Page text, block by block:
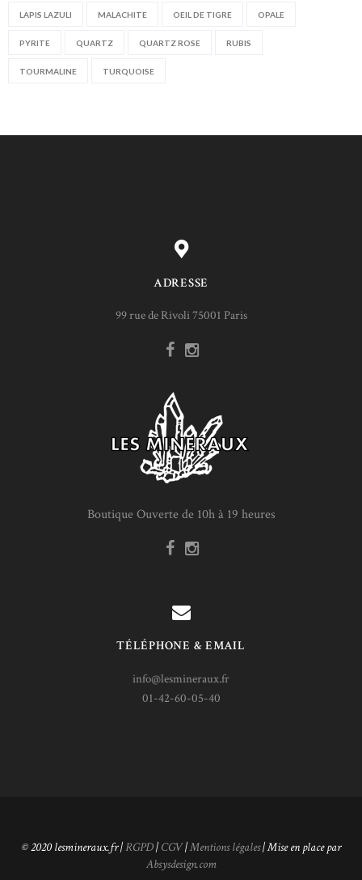
LAPIS LAZULI MALACHITE OEIL DE TIGRE OPALE
PYRITE QUARTZ QUARTZ ROSE RUBIS
TOURMALINE TURQUOISE
ADRESSE
99 rue de Rivoli 75001 Paris
Boutique Ouverte de 10h à 19 heures
TÉLÉPHONE & EMAIL
info@lesmineraux.fr
01-42-60-05-40
© 2020 lesmineraux.fr |RGPD| CGV|Mentions légales| Mise en place par
Absysdesign.com